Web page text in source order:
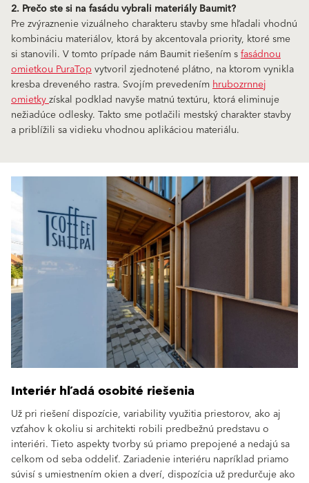
2. Prečo ste si na fasádu vybrali materiály Baumit?
Pre zvýraznenie vizuálneho charakteru stavby sme hľadali vhodnú
kombináciu materiálov, ktorá by akcentovala priority, ktoré sme
si stanovili. V tomto prípade nám Baumit riešením sfasádnou
omietkou PuraTopvytvoril zjednotené plátno, na ktorom vynikla
kresba dreveného rastra. Svojím prevedenímhrubozrnnej
omietkyzískal podklad navyše matnú textúru, ktorá eliminuje
nežiadúce odlesky. Takto sme potlačili mestský charakter stavby
a priblížili sa vidieku vhodnou aplikáciou materiálu.
Interiér hľadá osobité riešenia
Už pri riešení dispozície, variability využitia priestorov, ako aj
vzťahov k okoliu si architekti robili predbežnú predstavu o
interiéri. Tieto aspekty tvorby sú priamo prepojené a nedajú sa
celkom od seba oddeliť. Zariadenie interiéru napríklad priamo
súvisí s umiestnením okien a dverí, dispozícia už predurčuje ako